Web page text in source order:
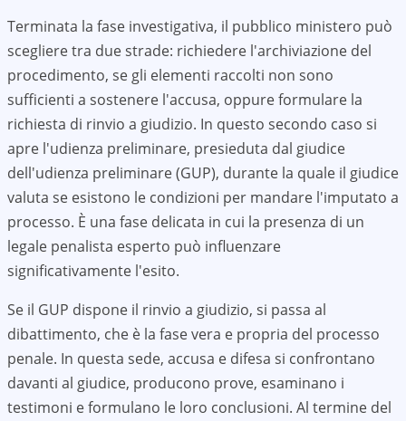
Terminata la fase investigativa, il pubblico ministero può
scegliere tra due strade: richiedere l'archiviazione del
procedimento, se gli elementi raccolti non sono
sufficienti a sostenere l'accusa, oppure formulare la
richiesta di rinvio a giudizio. In questo secondo caso si
apre l'udienza preliminare, presieduta dal giudice
dell'udienza preliminare (GUP), durante la quale il giudice
valuta se esistono le condizioni per mandare l'imputato a
processo. È una fase delicata in cui la presenza di un
legale penalista esperto può influenzare
significativamente l'esito.
Se il GUP dispone il rinvio a giudizio, si passa al
dibattimento, che è la fase vera e propria del processo
penale. In questa sede, accusa e difesa si confrontano
davanti al giudice, producono prove, esaminano i
testimoni e formulano le loro conclusioni. Al termine del